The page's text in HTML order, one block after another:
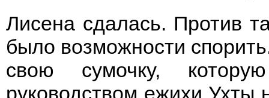
Лисена сдалась. Против
было возможности
свою сумочку,
руководством ежихи Ухты